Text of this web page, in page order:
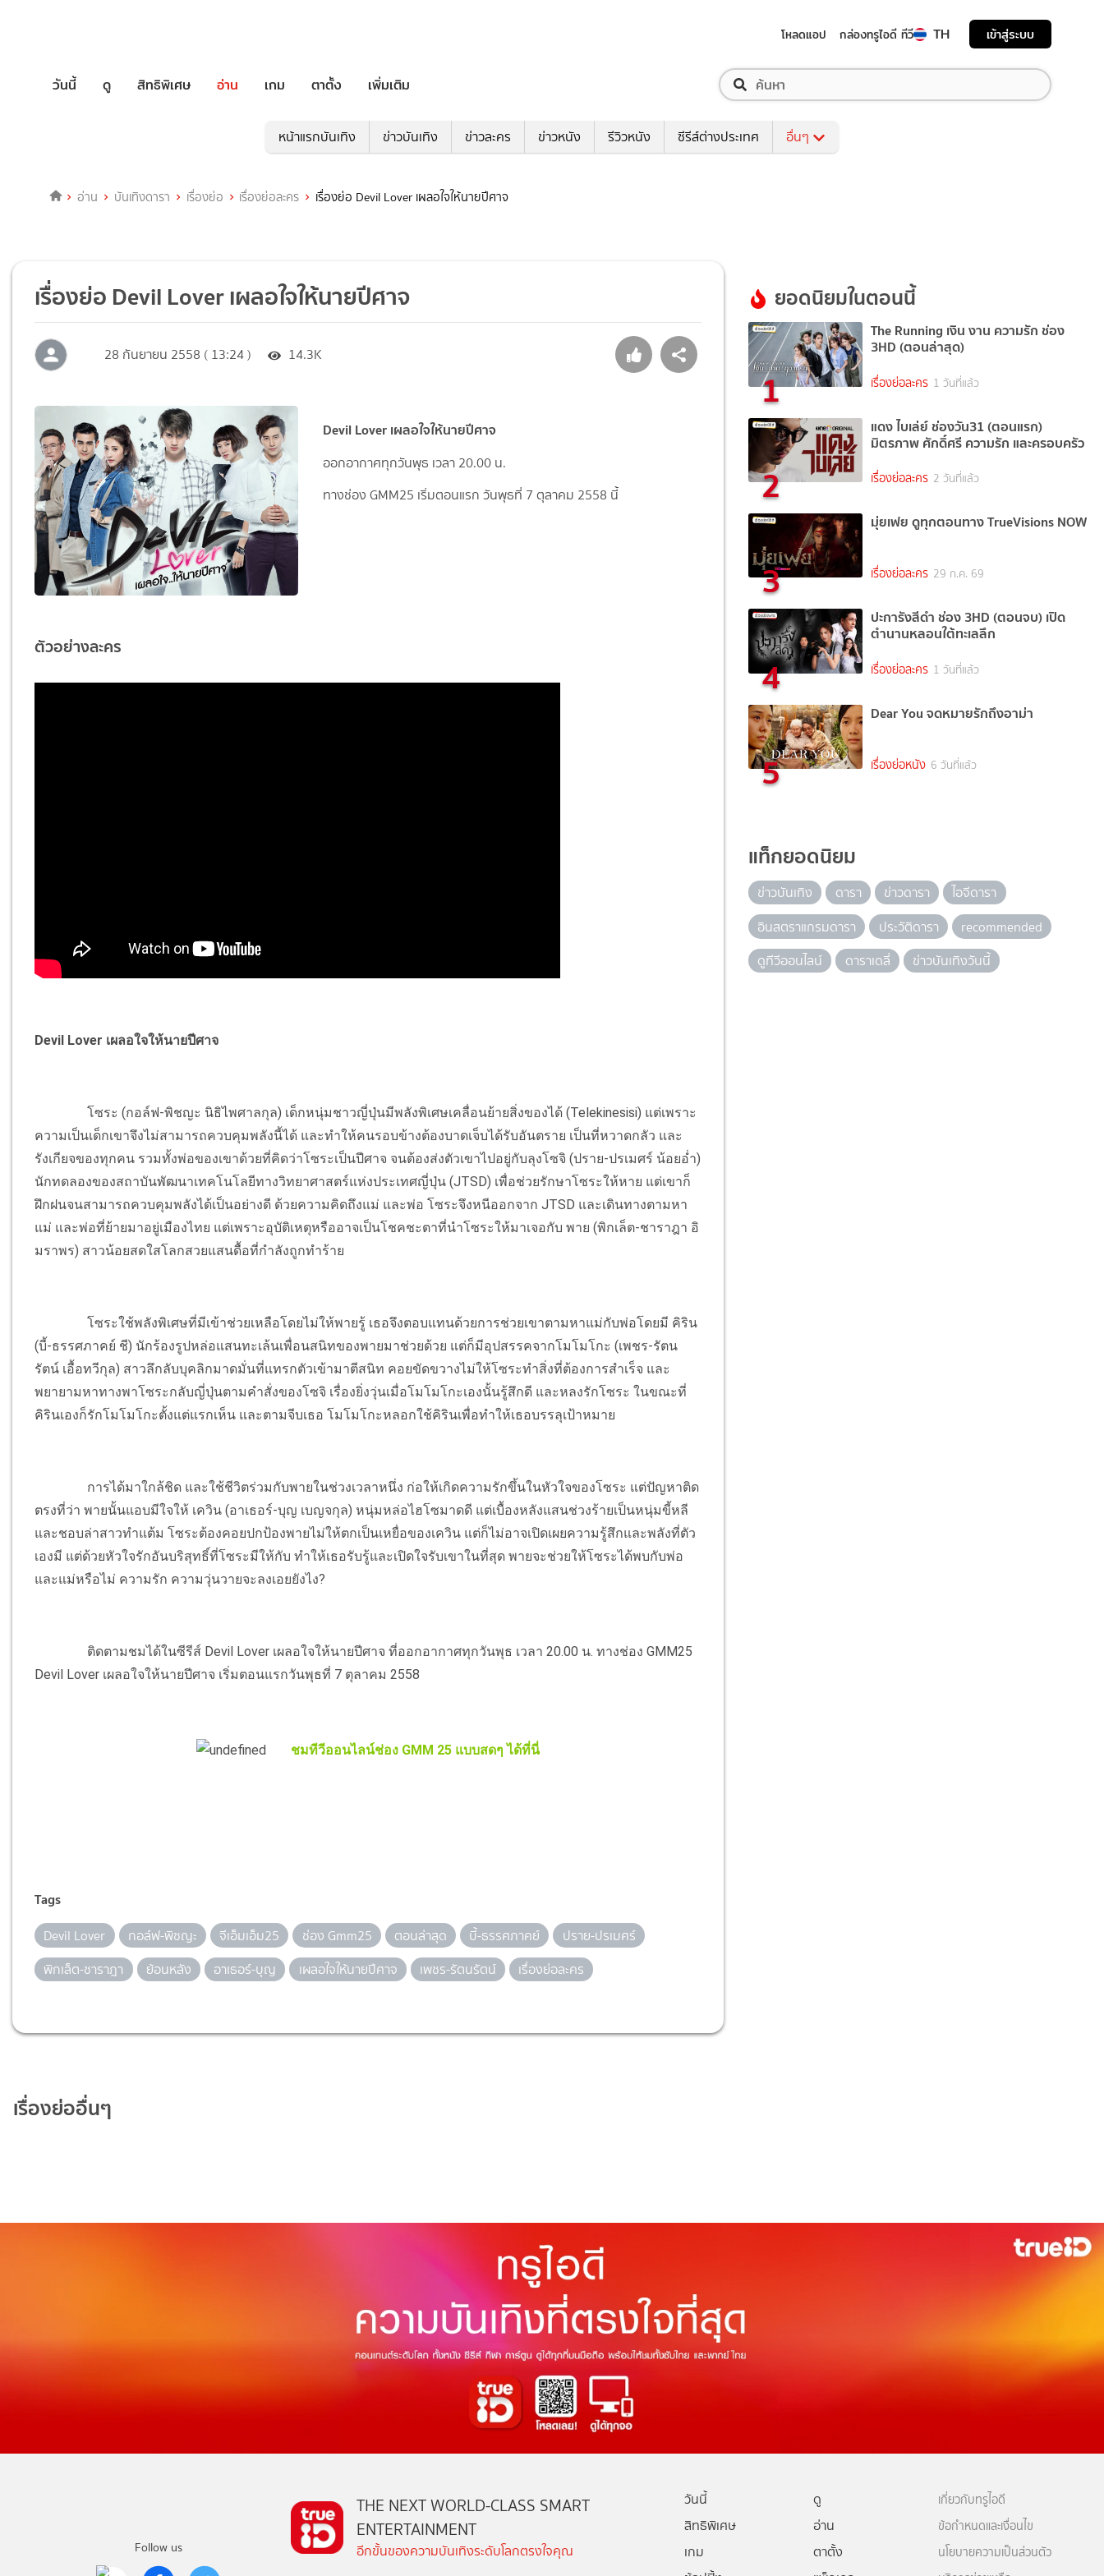
โหลดแอป กล่องทรูไอดี ทีวี TH เข้าสู่ระบบ
วันนี้ ดู สิทธิพิเศษ อ่าน เกม ตาตั้ง เพิ่มเติม
หน้าแรกบันเทิง ข่าวบันเทิง ข่าวละคร ข่าวหนัง รีวิวหนัง ซีรีส์ต่างประเทศ อื่นๆ
อ่าน บันเทิงดารา เรื่องย่อ เรื่องย่อละคร เรื่องย่อ Devil Lover เผลอใจให้นายปีศาจ
เรื่องย่อ Devil Lover เผลอใจให้นายปีศาจ
28 กันยายน 2558 ( 13:24 ) 14.3K
Devil Lover เผลอใจให้นายปีศาจ
ออกอากาศทุกวันพุธ เวลา 20.00 น.
ทางช่อง GMM25 เริ่มตอนแรก วันพุธที่ 7 ตุลาคม 2558 นี้
ตัวอย่างละคร
Devil Lover เผลอใจให้นายปีศาจ
โซระ (กอล์ฟ-พิชญะ นิธิไพศาลกุล) เด็กหนุ่มชาวญี่ปุ่นมีพลังพิเศษเคลื่อนย้ายสิ่งของได้ (Telekinesisi) แต่เพราะ
ความเป็นเด็กเขาจึงไม่สามารถควบคุมพลังนี้ได้ และทำให้คนรอบข้างต้องบาดเจ็บได้รับอันตราย เป็นที่หวาดกลัว และ
รังเกียจของทุกคน รวมทั้งพ่อของเขาด้วยที่คิดว่าโซระเป็นปีศาจ จนต้องส่งตัวเขาไปอยู่กับลุงโซจิ (ปราย-ปรเมศร์ น้อยอ่ำ)
นักทดลองของสถาบันพัฒนาเทคโนโลยีทางวิทยาศาสตร์แห่งประเทศญี่ปุ่น (JTSD) เพื่อช่วยรักษาโซระให้หาย แต่เขาก็
ฝึกฝนจนสามารถควบคุมพลังได้เป็นอย่างดี ด้วยความคิดถึงแม่ และพ่อ โซระจึงหนีออกจาก JTSD และเดินทางตามหา
แม่ และพ่อที่ย้ายมาอยู่เมืองไทย แต่เพราะอุบัติเหตุหรืออาจเป็นโชคชะตาที่นำโซระให้มาเจอกับ พาย (พิกเล็ต-ชาราฎา อิ
มราพร) สาวน้อยสดใสโลกสวยแสนดื้อที่กำลังถูกทำร้าย
โซระใช้พลังพิเศษที่มีเข้าช่วยเหลือโดยไม่ให้พายรู้ เธอจึงตอบแทนด้วยการช่วยเขาตามหาแม่กับพ่อโดยมี คิริน
(บี้-ธรรศภาคย์ ชี) นักร้องรูปหล่อแสนทะเล้นเพื่อนสนิทของพายมาช่วยด้วย แต่ก็มีอุปสรรคจากโมโมโกะ (เพชร-รัตน
รัตน์ เอื้อทวีกุล) สาวลึกลับบุคลิกมาดมั่นที่แทรกตัวเข้ามาตีสนิท คอยขัดขวางไม่ให้โซระทำสิ่งที่ต้องการสำเร็จ และ
พยายามหาทางพาโซระกลับญี่ปุ่นตามคำสั่งของโซจิ เรื่องยิ่งวุ่นเมื่อโมโมโกะเองนั้นรู้สึกดี และหลงรักโซระ ในขณะที่
คิรินเองก็รักโมโมโกะตั้งแต่แรกเห็น และตามจีบเธอ โมโมโกะหลอกใช้คิรินเพื่อทำให้เธอบรรลุเป้าหมาย
การได้มาใกล้ชิด และใช้ชีวิตร่วมกับพายในช่วงเวลาหนึ่ง ก่อให้เกิดความรักขึ้นในหัวใจของโซระ แต่ปัญหาติด
ตรงที่ว่า พายนั้นแอบมีใจให้ เควิน (อาเธอร์-บุญ เบญจกุล) หนุ่มหล่อไฮโซมาดดี แต่เบื้องหลังแสนช่วงร้ายเป็นหนุ่มขี้หลี
และชอบล่าสาวทำแต้ม โซระต้องคอยปกป้องพายไม่ให้ตกเป็นเหยื่อของเควิน แต่ก็ไม่อาจเปิดเผยความรู้สึกและพลังที่ตัว
เองมี แต่ด้วยหัวใจรักอันบริสุทธิ์ที่โซระมีให้กับ ทำให้เธอรับรู้และเปิดใจรับเขาในที่สุด พายจะช่วยให้โซระได้พบกับพ่อ
และแม่หรือไม่ ความรัก ความวุ่นวายจะลงเอยยังไง?
ติดตามชมได้ในซีรีส์ Devil Lover เผลอใจให้นายปีศาจ ที่ออกอากาศทุกวันพุธ เวลา 20.00 น. ทางช่อง GMM25
Devil Lover เผลอใจให้นายปีศาจ เริ่มตอนแรกวันพุธที่ 7 ตุลาคม 2558
ชมทีวีออนไลน์ช่อง GMM 25 แบบสดๆ ได้ที่นี่
Tags
Devil Lover กอล์ฟ-พิชญะ จีเอ็มเอ็ม25 ช่อง Gmm25 ตอนล่าสุด บี้-ธรรศภาคย์
ปราย-ปรเมศร์
พิกเล็ต-ชาราฎา
ย้อนหลัง อาเธอร์-บุญ เผลอใจให้นายปีศาจ เพชร-รัตนรัตน์ เรื่องย่อละคร
ยอดนิยมในตอนนี้
1
The Running เงิน งาน ความรัก ช่อง
3HD (ตอนล่าสุด)
เรื่องย่อละคร 1 วันที่แล้ว
2
แดง ไบเล่ย์ ช่องวัน31 (ตอนแรก)
มิตรภาพ ศักดิ์ศรี ความรัก และครอบครัว
เรื่องย่อละคร 2 วันที่แล้ว
3
มุ่ยเฟย ดูทุกตอนทาง TrueVisions NOW
เรื่องย่อละคร 29 ก.ค. 69
4
ปะการังสีดำ ช่อง 3HD (ตอนจบ) เปิด
ตำนานหลอนใต้ทะเลลึก
เรื่องย่อละคร 1 วันที่แล้ว
5
Dear You จดหมายรักถึงอาม่า
เรื่องย่อหนัง 6 วันที่แล้ว
แท็กยอดนิยม
ข่าวบันเทิง ดารา ข่าวดารา
ไอจีดารา
อินสตราแกรมดารา
ประวัติดารา
recommended
ดูทีวีออนไลน์
ดาราเดลี่ ข่าวบันเทิงวันนี้
เรื่องย่ออื่นๆ
Follow us
THE NEXT WORLD-CLASS SMART
ENTERTAINMENT
อีกขั้นของความบันเทิงระดับโลกตรงใจคุณ
วันนี้
ดู
สิทธิพิเศษ
อ่าน
เกม
ตาตั้ง
เกี่ยวกับทรูไอดี
ข้อกำหนดและเงื่อนไข
นโยบายความเป็นส่วนตัว